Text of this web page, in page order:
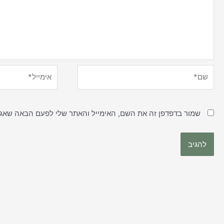
שמור בדפדפן זה את השם, האימייל והאתר שלי לפעם הבאה